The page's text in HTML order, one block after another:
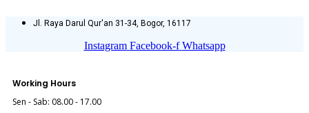
Jl. Raya Darul Qur'an 31-34, Bogor, 16117
Instagram Facebook-f Whatsapp
Working Hours
Sen - Sab: 08.00 - 17.00